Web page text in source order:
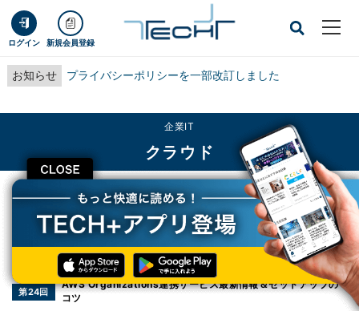
ログイン 新規会員登録
お知らせ プライバシーポリシーを一部改訂しました
CLOSE
企業IT
クラウド
TECH+ 企業IT
クラウド
Centralize root access機能の具体的な設定方法や利用時の注意点
第24回
AWS Organizations連携サービス最新情報＆セットアップの
コツ